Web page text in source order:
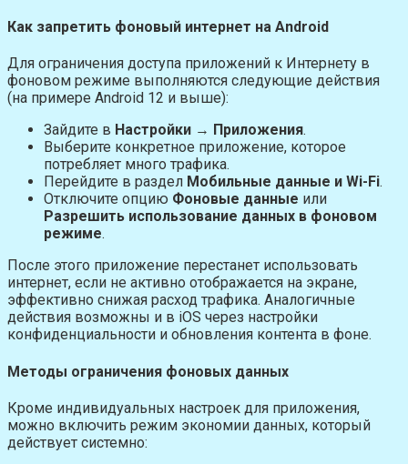
Как запретить фоновый интернет на Android
Для ограничения доступа приложений к Интернету в
фоновом режиме выполняются следующие действия
(на примере Android 12 и выше):
Зайдите в Настройки → Приложения.
Выберите конкретное приложение, которое
потребляет много трафика.
Перейдите в раздел Мобильные данные и Wi-Fi.
Отключите опцию Фоновые данные или
Разрешить использование данных в фоновом
режиме.
После этого приложение перестанет использовать
интернет, если не активно отображается на экране,
эффективно снижая расход трафика. Аналогичные
действия возможны и в iOS через настройки
конфиденциальности и обновления контента в фоне.
Методы ограничения фоновых данных
Кроме индивидуальных настроек для приложения,
можно включить режим экономии данных, который
действует системно: